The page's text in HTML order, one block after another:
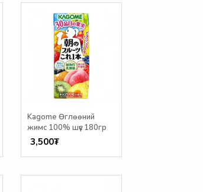
Kagome Өглөөний
жимс 100% шүүс 180гр
3,500₮